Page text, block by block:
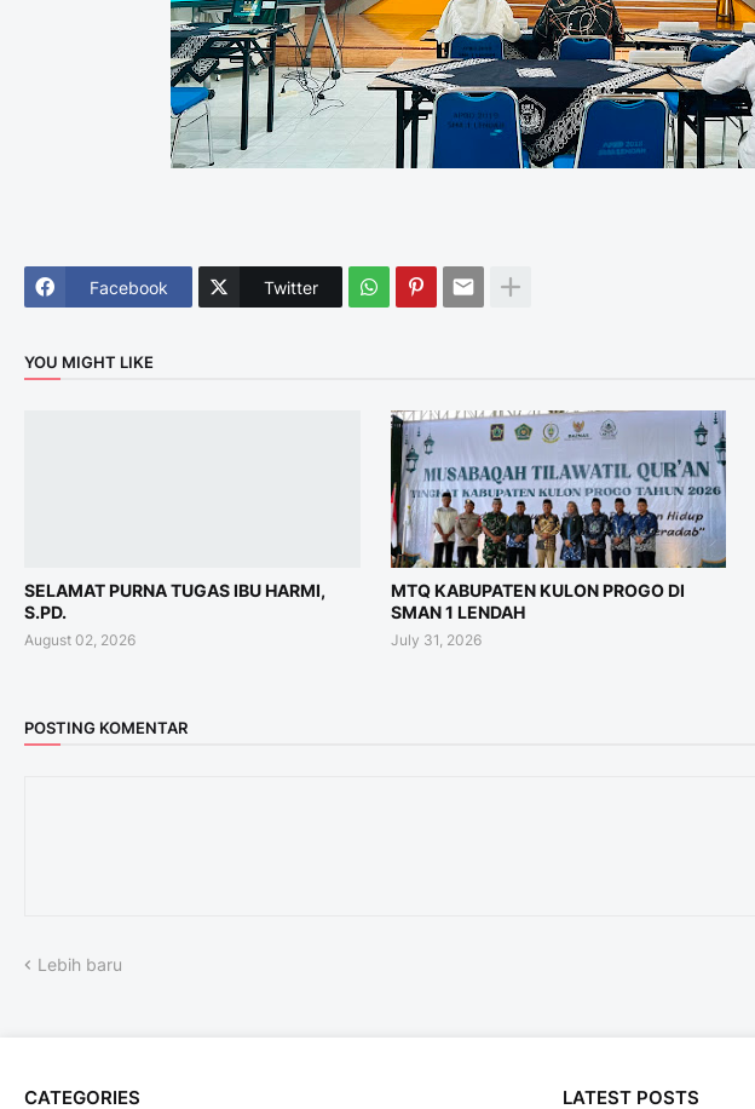
Facebook Twitter
YOU MIGHT LIKE
SELAMAT PURNA TUGAS IBU HARMI,
S.PD.
August 02, 2026
MTQ KABUPATEN KULON PROGO DI
SMAN 1 LENDAH
July 31, 2026
POSTING KOMENTAR
Lebih baru
CATEGORIES LATEST POSTS